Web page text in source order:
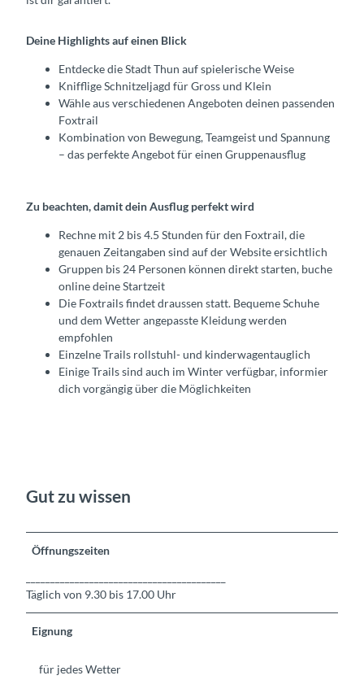
Deine Highlights auf einen Blick
Entdecke die Stadt Thun auf spielerische Weise
Knifflige Schnitzeljagd für Gross und Klein
Wähle aus verschiedenen Angeboten deinen passenden
Foxtrail
Kombination von Bewegung, Teamgeist und Spannung
– das perfekte Angebot für einen Gruppenausflug
Zu beachten, damit dein Ausflug perfekt wird
Rechne mit 2 bis 4.5 Stunden für den Foxtrail, die
genauen Zeitangaben sind auf der Website ersichtlich
Gruppen bis 24 Personen können direkt starten, buche
online deine Startzeit
Die Foxtrails findet draussen statt. Bequeme Schuhe
und dem Wetter angepasste Kleidung werden
empfohlen
Einzelne Trails rollstuhl- und kinderwagentauglich
Einige Trails sind auch im Winter verfügbar, informier
dich vorgängig über die Möglichkeiten
Gut zu wissen
Öffnungszeiten
Täglich von 9.30 bis 17.00 Uhr
Eignung
für jedes Wetter